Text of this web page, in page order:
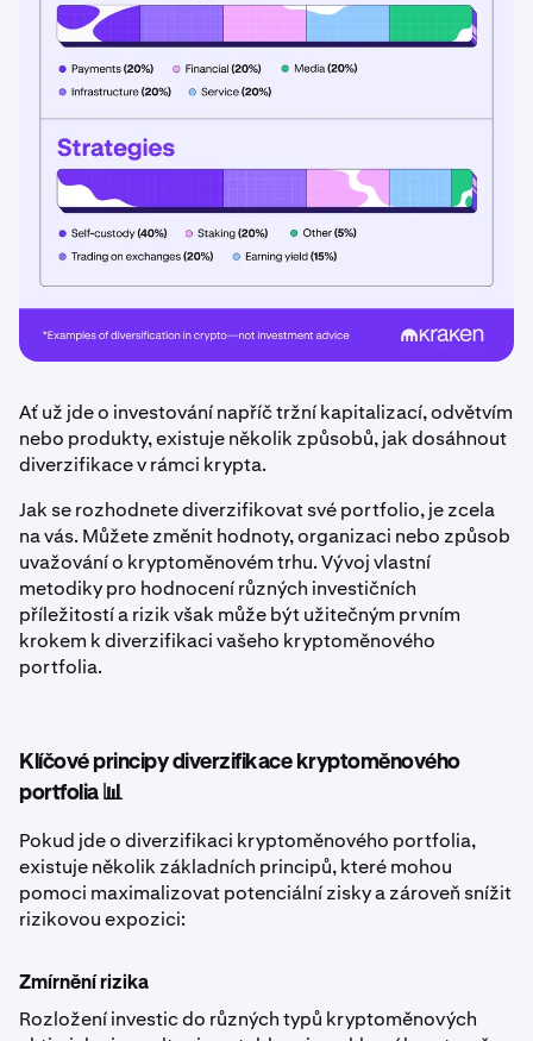
Ať už jde o investování napříč tržní kapitalizací, odvětvím
nebo produkty, existuje několik způsobů, jak dosáhnout
diverzifikace v rámci krypta.
Jak se rozhodnete diverzifikovat své portfolio, je zcela
na vás. Můžete změnit hodnoty, organizaci nebo způsob
uvažování o kryptoměnovém trhu. Vývoj vlastní
metodiky pro hodnocení různých investičních
příležitostí a rizik však může být užitečným prvním
krokem k diverzifikaci vašeho kryptoměnového
portfolia.
Klíčové principy diverzifikace kryptoměnového
portfolia 📊
Pokud jde o diverzifikaci kryptoměnového portfolia,
existuje několik základních principů, které mohou
pomoci maximalizovat potenciální zisky a zároveň snížit
rizikovou expozici:
Zmírnění rizika
Rozložení investic do různých typů kryptoměnových